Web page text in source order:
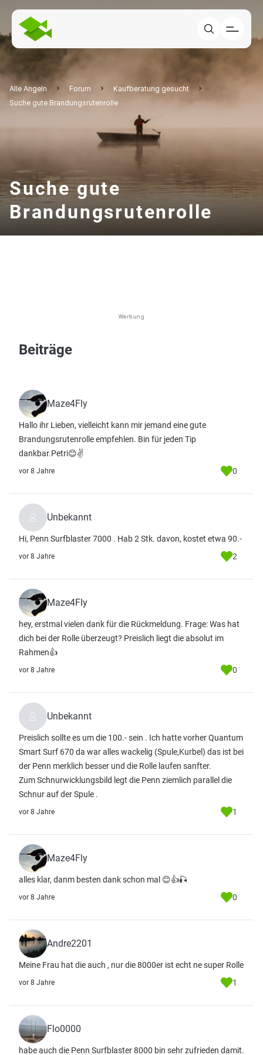
Alle Angeln Forum
Kaufberatung gesucht
Suche gute Brandungsrutenrolle
Suche gute
Brandungsrutenrolle
Werbung
Beiträge
Maze4Fly
Hallo ihr Lieben, vielleicht kann mir jemand eine gute
Brandungsrutenrolle empfehlen. Bin für jeden Tip
dankbar.Petri😊✌
vor 8 Jahre 0
Unbekannt
Hi, Penn Surfblaster 7000 . Hab 2 Stk. davon, kostet etwa 90.-
vor 8 Jahre 2
Maze4Fly
hey, erstmal vielen dank für die Rückmeldung. Frage: Was hat
dich bei der Rolle überzeugt? Preislich liegt die absolut im
Rahmen👍
vor 8 Jahre 0
Unbekannt
Preislich sollte es um die 100.- sein . Ich hatte vorher Quantum
Smart Surf 670 da war alles wackelig (Spule,Kurbel) das ist bei
der Penn merklich besser und die Rolle laufen sanfter.
Zum Schnurwicklungsbild legt die Penn ziemlich parallel die
Schnur auf der Spule .
vor 8 Jahre 1
Maze4Fly
alles klar, danm besten dank schon mal 😊👍🎣
vor 8 Jahre 0
Andre2201
Meine Frau hat die auch , nur die 8000er ist echt ne super Rolle
vor 8 Jahre 1
Flo0000
habe auch die Penn Surfblaster 8000 bin sehr zufrieden damit.